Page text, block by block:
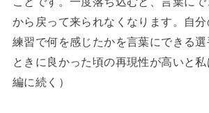
から戻って来られなくなります。自分
練習で何を感じたかを言葉にできる
ときに良かった頃の再現性が高いと
編に続く）